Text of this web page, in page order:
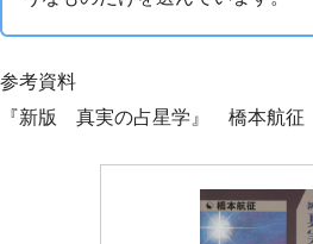
参考資料
『新版 真実の占星学』 橋本航征